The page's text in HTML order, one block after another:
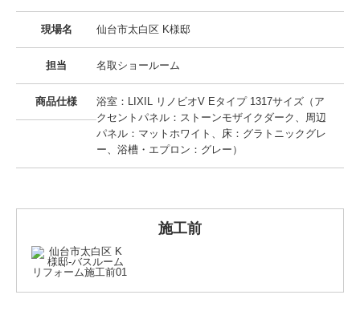
現場名 仙台市太白区 K様邸
担当 名取ショールーム
商品仕様
浴室：LIXIL リノビオV Eタイプ 1317サイズ（ア
クセントパネル：ストーンモザイクダーク、周辺
パネル：マットホワイト、床：グラトニックグレ
ー、浴槽・エプロン：グレー）
施工前